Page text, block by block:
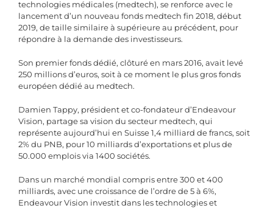
technologies médicales (medtech), se renforce avec le
lancement d’un nouveau fonds medtech fin 2018, début
2019, de taille similaire à supérieure au précédent, pour
répondre à la demande des investisseurs.
Son premier fonds dédié, clôturé en mars 2016, avait levé
250 millions d’euros, soit à ce moment le plus gros fonds
européen dédié au medtech.
Damien Tappy, président et co-fondateur d’Endeavour
Vision, partage sa vision du secteur medtech, qui
représente aujourd’hui en Suisse 1,4 milliard de francs, soit
2% du PNB, pour 10 milliards d’exportations et plus de
50.000 emplois via 1400 sociétés.
Dans un marché mondial compris entre 300 et 400
milliards, avec une croissance de l’ordre de 5 à 6%,
Endeavour Vision investit dans les technologies et